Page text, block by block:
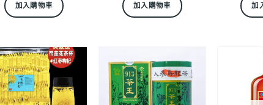
加入購物車 加入購物車 加